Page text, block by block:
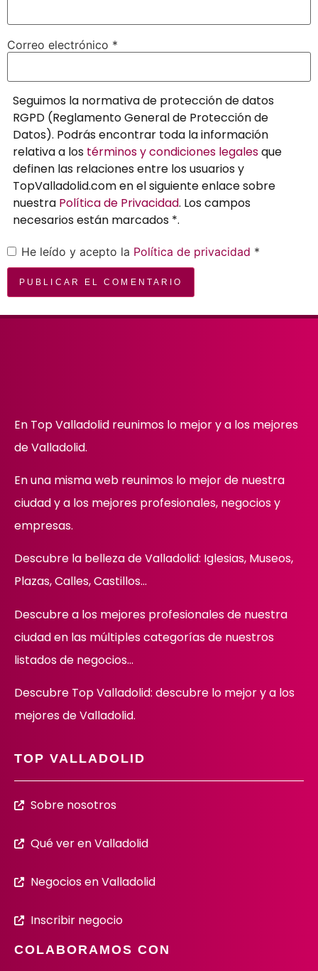
Correo electrónico *
Seguimos la normativa de protección de datos
RGPD (Reglamento General de Protección de
Datos). Podrás encontrar toda la información
relativa a los términos y condiciones legalesque
definen las relaciones entre los usuarios y
TopValladolid.com en el siguiente enlace sobre
nuestra Política de Privacidad. Los campos
necesarios están marcados *.
He leído y acepto la Política de privacidad *
En Top Valladolid reunimos lo mejor y a los mejores
de Valladolid.
En una misma web reunimos lo mejor de nuestra
ciudad y a los mejores profesionales, negocios y
empresas.
Descubre la belleza de Valladolid: Iglesias, Museos,
Plazas, Calles, Castillos…
Descubrea los mejores profesionales de nuestra
ciudad en las múltiples categorías de nuestros
listados de negocios…
Descubre Top Valladolid: descubre lo mejor y a los
mejores de Valladolid.
TOP VALLADOLID
Sobre nosotros
Qué ver en Valladolid
Negocios en Valladolid
Inscribir negocio
COLABORAMOS CON